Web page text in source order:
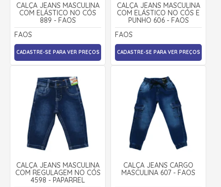
CALÇA JEANS MASCULINA
COM ELÁSTICO NO CÓS
889 - FAOS
FAOS
CADASTRE-SE PARA VER PREÇOS
CALÇA JEANS MASCULINA
COM ELÁSTICO NO CÓS E
PUNHO 606 - FAOS
FAOS
CADASTRE-SE PARA VER PREÇOS
CALÇA JEANS MASCULINA
COM REGULAGEM NO CÓS
4598 - PAPARREL
CALÇA JEANS CARGO
MASCULINA 607 - FAOS